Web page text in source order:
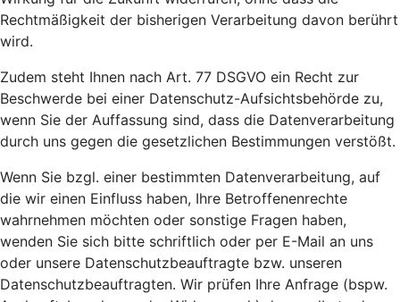
Rechtmäßigkeit der bisherigen Verarbeitung davon berührt
wird.
Zudem steht Ihnen nach Art. 77 DSGVO ein Recht zur
Beschwerde bei einer Datenschutz-Aufsichtsbehörde zu,
wenn Sie der Auffassung sind, dass die Datenverarbeitung
durch uns gegen die gesetzlichen Bestimmungen verstößt.
Wenn Sie bzgl. einer bestimmten Datenverarbeitung, auf
die wir einen Einfluss haben, Ihre Betroffenenrechte
wahrnehmen möchten oder sonstige Fragen haben,
wenden Sie sich bitte schriftlich oder per E-Mail an uns
oder unsere Datenschutzbeauftragte bzw. unseren
Datenschutzbeauftragten. Wir prüfen Ihre Anfrage (bspw.